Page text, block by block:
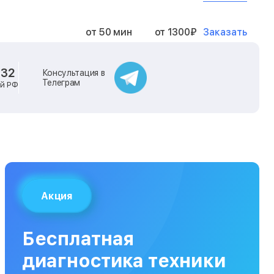
от 50 мин от 1300₽ Заказать
от 40 мин
от 40 мин
от 120 мин
РФ
Консультация в
Телеграм
Акция
Бесплатная
диагностика техники